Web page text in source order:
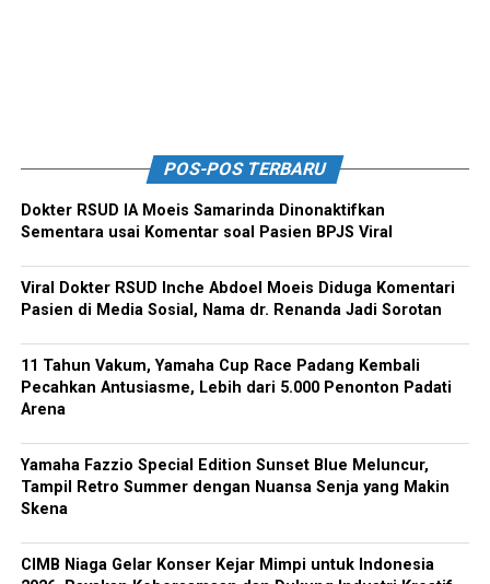
POS-POS TERBARU
Dokter RSUD IA Moeis Samarinda Dinonaktifkan
Sementara usai Komentar soal Pasien BPJS Viral
Viral Dokter RSUD Inche Abdoel Moeis Diduga Komentari
Pasien di Media Sosial, Nama dr. Renanda Jadi Sorotan
11 Tahun Vakum, Yamaha Cup Race Padang Kembali
Pecahkan Antusiasme, Lebih dari 5.000 Penonton Padati
Arena
Yamaha Fazzio Special Edition Sunset Blue Meluncur,
Tampil Retro Summer dengan Nuansa Senja yang Makin
Skena
CIMB Niaga Gelar Konser Kejar Mimpi untuk Indonesia